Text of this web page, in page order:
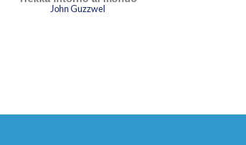
di gin a bordo: «Ogni sciocco
John Guzzwel